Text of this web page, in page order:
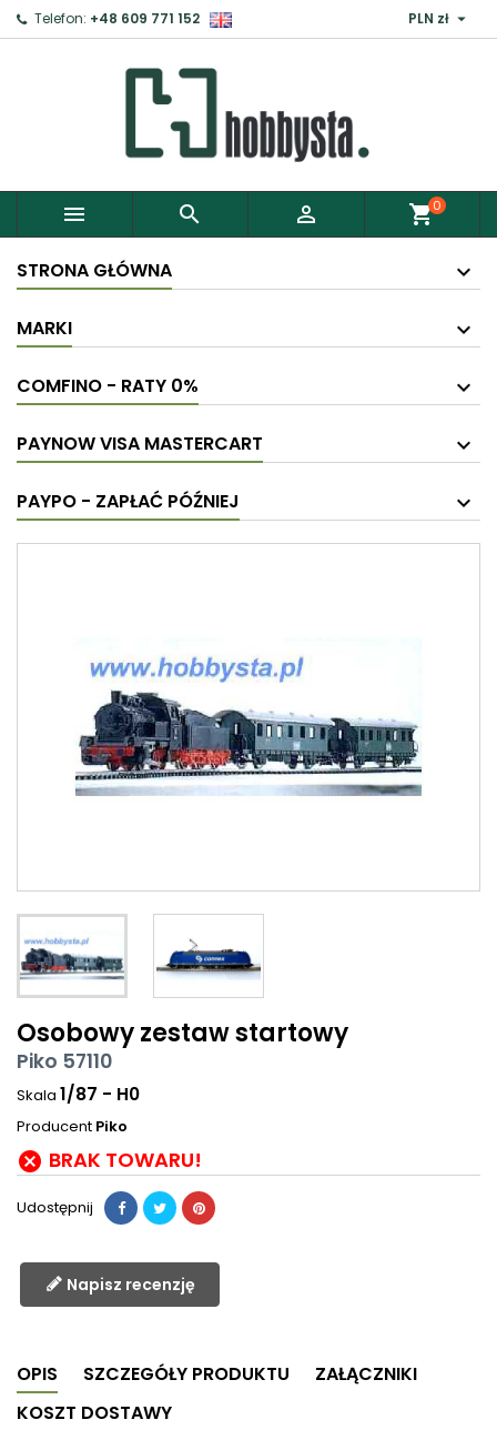
Telefon: +48 609 771 152 PLN zł 
   shopping_cart0
STRONA GŁÓWNA
MARKI
COMFINO - RATY 0%
PAYNOW VISA MASTERCART
PAYPO - ZAPŁAĆ PÓŹNIEJ
Osobowy zestaw startowy
Piko 57110
Skala 1/87 - H0
Producent Piko
 BRAK TOWARU!
Udostępnij
Napisz recenzję
OPIS SZCZEGÓŁY PRODUKTU
ZAŁĄCZNIKI
KOSZT DOSTAWY